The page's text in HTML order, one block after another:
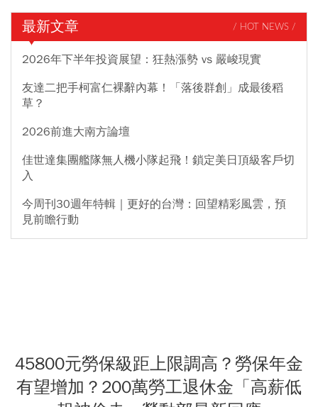
最新文章 / HOT NEWS /
2026年下半年投資展望：狂熱漲勢 vs 嚴峻現實
友達二把手柯富仁裸辭內幕！「落後群創」成最後稻
草？
2026前進大南方論壇
佳世達集團艦隊無人機小隊起飛！鎖定美日頂級客戶切
入
今周刊30週年特輯｜更好的台灣：回望精彩風雲，預
見前瞻行動
45800元勞保級距上限調高？勞保年金
有望增加？200萬勞工退休金「高薪低